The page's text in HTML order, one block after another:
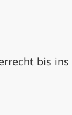
bis ins